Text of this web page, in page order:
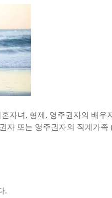
자녀, 형제, 영주권자의 배우
또는 영주권자의 직계가족
.